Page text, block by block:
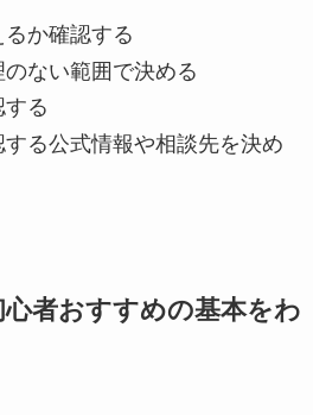
か確認する
のない範囲で決める
する
る公式情報や相談先を決め
者おすすめの基本をわ